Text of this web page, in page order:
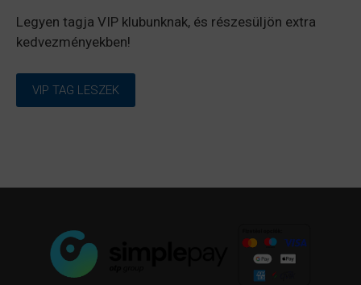
Legyen tagja VIP klubunknak, és részesüljön extra
kedvezményekben!
VIP TAG LESZEK